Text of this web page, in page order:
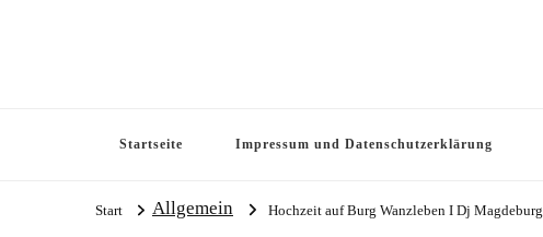
Startseite Impressum und Datenschutzerklärung
Start Allgemein Hochzeit auf Burg Wanzleben I Dj Magdeburg